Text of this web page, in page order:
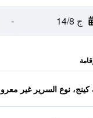
ج 14/8 -
كينج، نوع السرير غير